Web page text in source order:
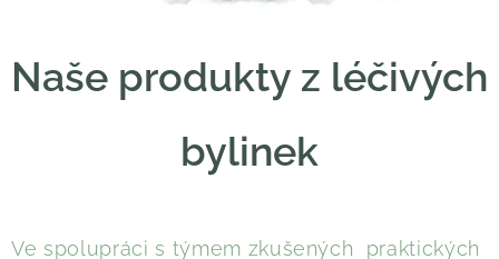
Naše produkty z léčivých
bylinek
Ve spolupráci s týmem zkušených praktických